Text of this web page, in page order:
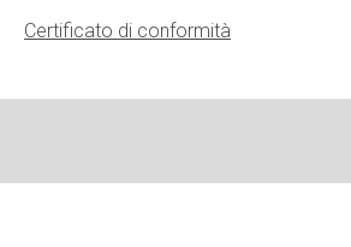
Certificato di conformità